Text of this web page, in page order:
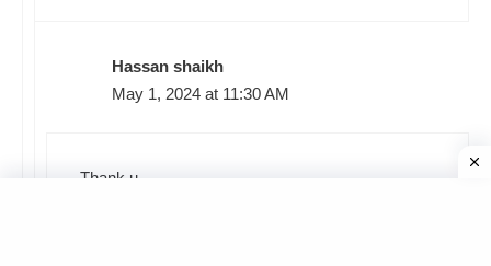
Hassan shaikh
May 1, 2024 at 11:30 AM
Thank u